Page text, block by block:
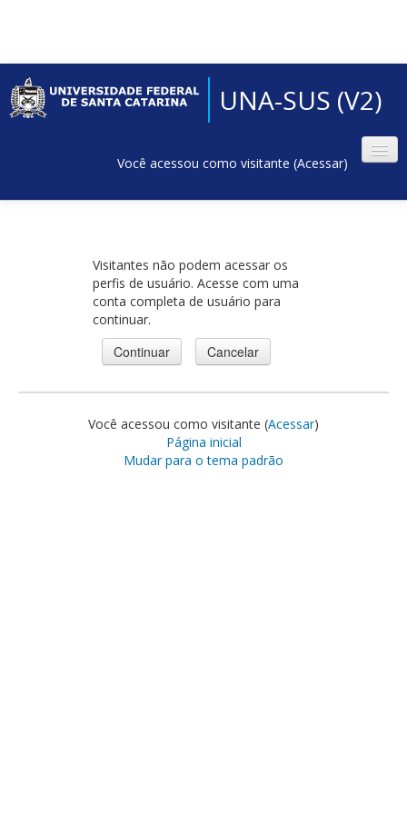
UNA-SUS (V2)
Você acessou como visitante (Acessar)
Visitantes não podem acessar os
perfis de usuário. Acesse com uma
conta completa de usuário para
continuar.
Você acessou como visitante (Acessar)
Página inicial
Mudar para o tema padrão